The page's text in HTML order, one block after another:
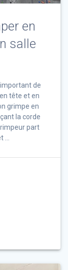
en
salle
de
tête et en
grimpe en
la corde
part
…